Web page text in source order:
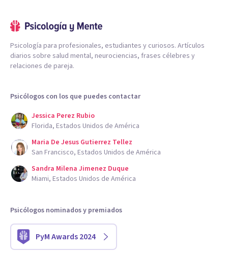
Psicología para profesionales, estudiantes y curiosos. Artículos
diarios sobre salud mental, neurociencias, frases célebres y
relaciones de pareja.
Psicólogos con los que puedes contactar
Jessica Perez Rubio
Florida, Estados Unidos de América
Maria De Jesus Gutierrez Tellez
San Francisco, Estados Unidos de América
Sandra Milena Jimenez Duque
Miami, Estados Unidos de América
Psicólogos nominados y premiados
PyM Awards 2024